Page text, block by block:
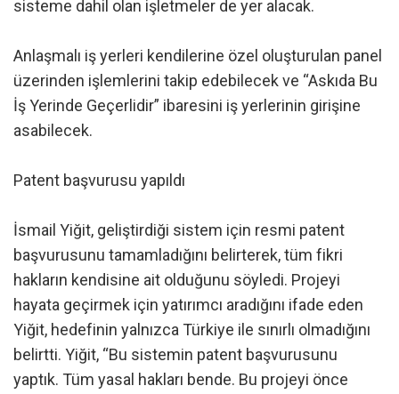
sisteme dahil olan işletmeler de yer alacak.
Anlaşmalı iş yerleri kendilerine özel oluşturulan panel
üzerinden işlemlerini takip edebilecek ve “Askıda Bu
İş Yerinde Geçerlidir” ibaresini iş yerlerinin girişine
asabilecek.
Patent başvurusu yapıldı
İsmail Yiğit, geliştirdiği sistem için resmi patent
başvurusunu tamamladığını belirterek, tüm fikri
hakların kendisine ait olduğunu söyledi. Projeyi
hayata geçirmek için yatırımcı aradığını ifade eden
Yiğit, hedefinin yalnızca Türkiye ile sınırlı olmadığını
belirtti. Yiğit, “Bu sistemin patent başvurusunu
yaptık. Tüm yasal hakları bende. Bu projeyi önce